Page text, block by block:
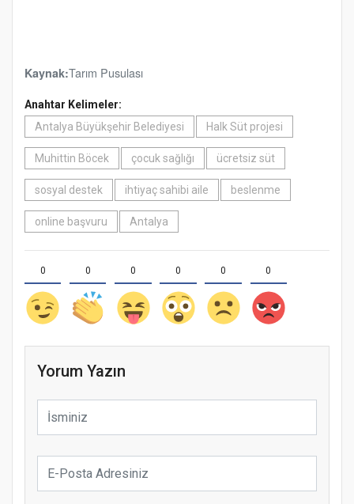
Kaynak:Tarım Pusulası
Anahtar Kelimeler:
Antalya Büyükşehir Belediyesi
Halk Süt projesi
Muhittin Böcek çocuk sağlığı ücretsiz süt
sosyal destek ihtiyaç sahibi aile beslenme
online başvuru Antalya
0 0 0 0 0 0
Yorum Yazın